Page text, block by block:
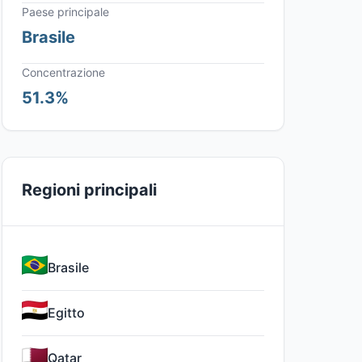
Paese principale
Brasile
Concentrazione
51.3%
Regioni principali
Brasile
Egitto
Qatar